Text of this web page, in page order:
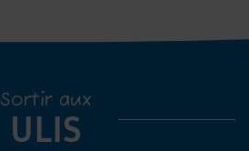
Sortir aux
ULIS